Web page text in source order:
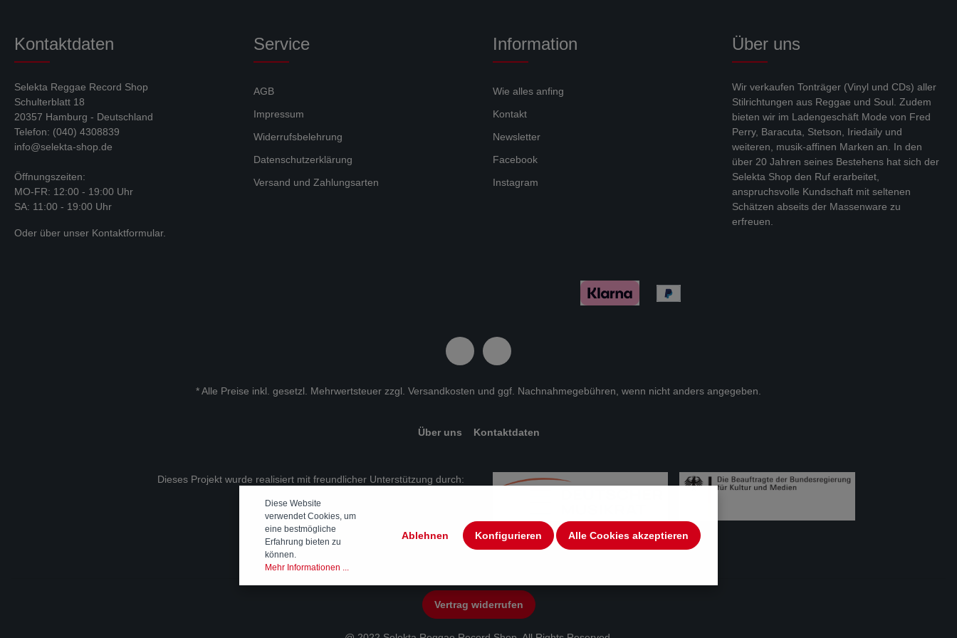
Über uns
Wir verkaufen Tonträger (Vinyl und CDs) aller
Stilrichtungen aus Reggae und Soul. Zudem
bieten wir im Ladengeschäft Mode von Fred
Perry, Baracuta, Stetson, Iriedaily und
weiteren, musik-affinen Marken an. In den
über 20 Jahren seines Bestehens hat sich der
Selekta Shop den Ruf erarbeitet,
anspruchsvolle Kundschaft mit seltenen
Schätzen abseits der Massenware zu
erfreuen.
Kontaktdaten
Selekta Reggae Record Shop
Schulterblatt 18
20357 Hamburg - Deutschland
Telefon: (040) 4308839
info@selekta-shop.de
Öffnungszeiten:
MO-FR: 12:00 - 19:00 Uhr
SA: 11:00 - 19:00 Uhr
Oder über unser Kontaktformular.
Service
AGB
Impressum
Widerrufsbelehrung
Datenschutzerklärung
Versand und Zahlungsarten
Information
Wie alles anfing
Kontakt
Newsletter
Facebook
Instagram
* Alle Preise inkl. gesetzl. Mehrwertsteuer zzgl. Versandkosten und ggf. Nachnahmegebühren, wenn nicht anders angegeben.
Über uns Kontaktdaten
Dieses Projekt wurde realisiert mit freundlicher Unterstützung durch:
Vertrag widerrufen
Diese Website
verwendet Cookies, um
eine bestmögliche
Erfahrung bieten zu
können.
Mehr Informationen ...
Ablehnen Konfigurieren Alle Cookies akzeptieren